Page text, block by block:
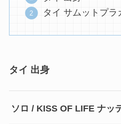
タイ サムットプラ
タイ 出身
ソロ / KISS OF LIFE ナッ